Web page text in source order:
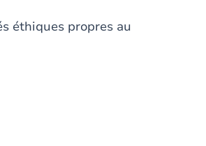
éthiques propres au